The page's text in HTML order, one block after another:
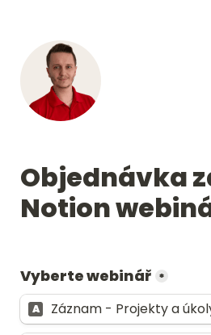
Objednávka
Notion
Vyberte webinář *
A Záznam - Projekty a